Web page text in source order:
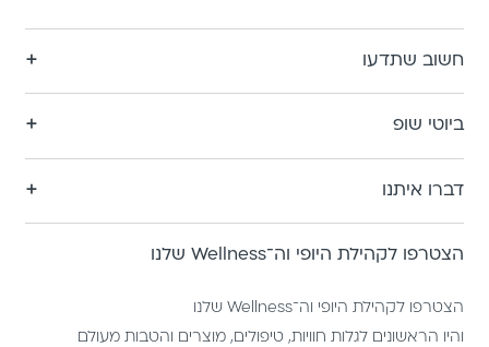
חשוב שתדעו
ביוטי שופ
דברו איתנו
הצטרפו לקהילת היופי וה־Wellness שלנו
הצטרפו לקהילת היופי וה־Wellness שלנו
והיו הראשונים לגלות חוויות, טיפולים, מוצרים והטבות מעולם